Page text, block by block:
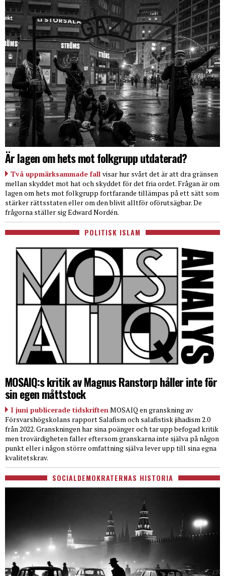
Är lagen om hets mot folkgrupp utdaterad?
Två uppmärksammade fall visar hur svårt det är att dra gränsen
mellan skyddet mot hat och skyddet för det fria ordet. Frågan är om
lagen om hets mot folkgrupp fortfarande tillämpas på ett sätt som
stärker rättsstaten eller om den blivit alltför oförutsägbar. De
frågorna ställer sig Edward Nordén.
POLITISK ISLAM
MOSAIQ:s kritik av Magnus Ranstorp håller inte för
sin egen måttstock
I juni publicerade tidskriften MOSAIQ en granskning av
Försvarshögskolans rapport Salafism och salafistisk jihadism 2.0
från 2022. Granskningen har sina poänger och tar upp befogad kritik
men trovärdigheten faller eftersom granskarna inte själva på någon
punkt eller i någon större omfattning själva lever upp till sina egna
kvalitetskrav.
SOCIALDEMOKRATERNAS HISTORIA